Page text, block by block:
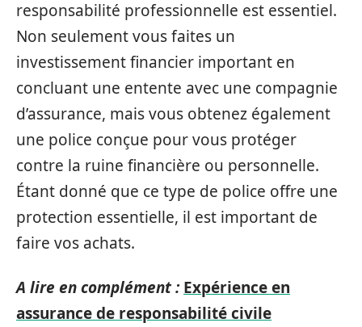
responsabilité professionnelle est essentiel.
Non seulement vous faites un
investissement financier important en
concluant une entente avec une compagnie
d’assurance, mais vous obtenez également
une police conçue pour vous protéger
contre la ruine financière ou personnelle.
Étant donné que ce type de police offre une
protection essentielle, il est important de
faire vos achats.
A lire en complément : Expérience en
assurance de responsabilité civile